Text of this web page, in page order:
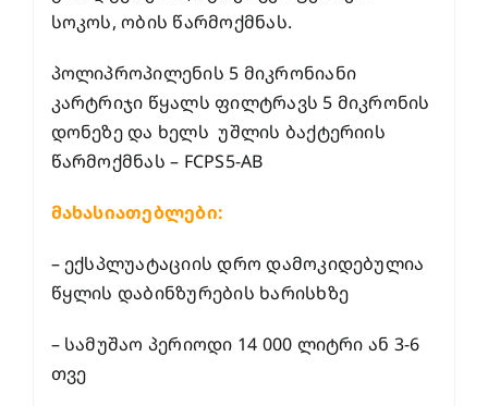
სოკოს, ობის წარმოქმნას.
პოლიპროპილენის 5 მიკრონიანი
კარტრიჯი წყალს ფილტრავს 5 მიკრონის
დონეზე და ხელს უშლის ბაქტერიის
წარმოქმნას – FCPS5-AB
მახასიათებლები:
– ექსპლუატაციის დრო დამოკიდებულია
წყლის დაბინზურების ხარისხზე
– სამუშაო პერიოდი 14 000 ლიტრი ან 3-6
თვე